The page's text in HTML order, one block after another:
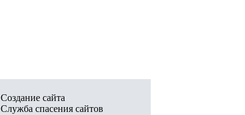
Создание сайта
Служба спасения сайтов